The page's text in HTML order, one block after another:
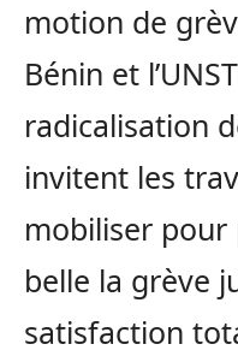
motion de
Bénin et
radicalisation
invitent les
mobiliser pour
belle la grève
satisfaction